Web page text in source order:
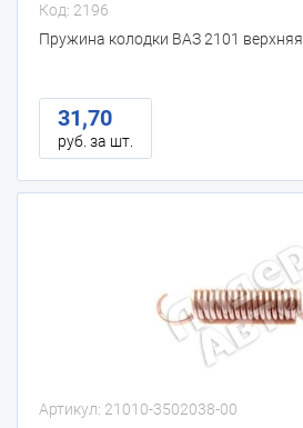
Код: 2196
Пружина колодки ВАЗ 2101 верхняя
31,70
руб. за шт.
Артикул: 21010-3502038-00